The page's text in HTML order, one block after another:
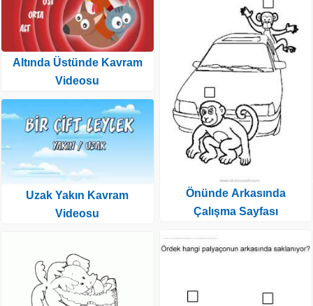
Altında Üstünde Kavram
Videosu
Uzak Yakın Kavram
Videosu
Önünde Arkasında
Çalışma Sayfası